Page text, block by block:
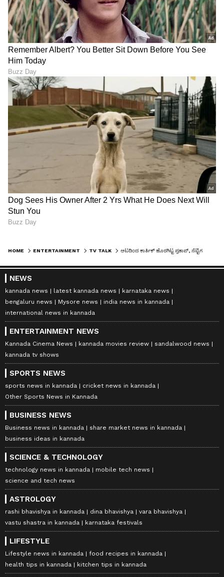
HOME ENTERTAINMENT TV TALK
NEWS
kannada news latest kannada news
karnataka news
bengaluru news
Mysore news
india news in kannada
international news in kannada
ENTERTAINMENT NEWS
Kannada Cinema News kannada movies review
sandalwood news
kannada tv shows
SPORTS NEWS
sports news in kannada
cricket news in kannada
Other Sports News in Kannada
BUSINESS NEWS
Business news in kannada
share market news in kannada
business ideas in kannada
SCIENCE & TECHNOLOGY
technology news in kannada
mobile tech news
science and tech news
ASTROLOGY
rashi bhavishya in kannada dina bhavishya
vara bhavishya
vastu shastra in kannada
karnataka festivals
LIFESTYLE
Lifestyle news in kannada
food recipes in kannada
health tips in kannada
kitchen tips in kannada